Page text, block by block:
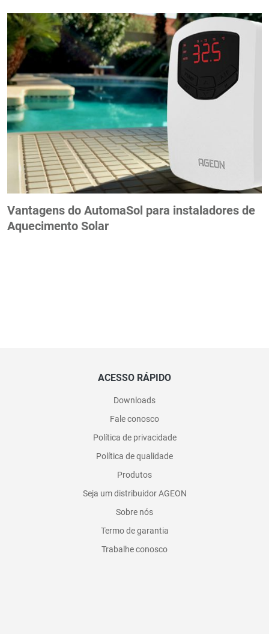
Mover
Vantagens do AutomaSol para instaladores de
Aquecimento Solar
ACESSO RÁPIDO
Downloads
Fale conosco
Política de privacidade
Política de qualidade
Produtos
Seja um distribuidor AGEON
Sobre nós
Termo de garantia
Trabalhe conosco